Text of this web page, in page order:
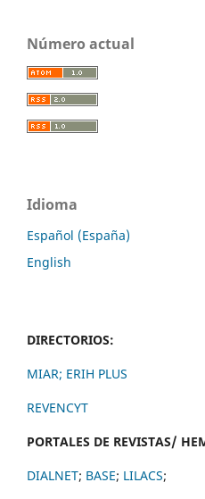
Número actual
Idioma
Español (España)
English
DIRECTORIOS:
MIAR; ERIH PLUS
REVENCYT
PORTALES DE REVISTAS/
DIALNET; BASE; LILACS;